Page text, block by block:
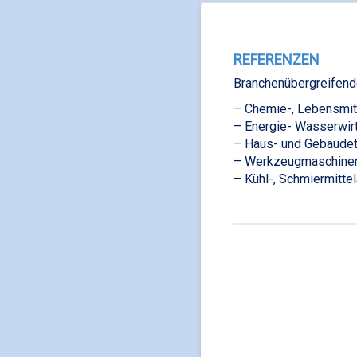
REFERENZEN
– Chemie-,
– Energie-
– Haus- und
–
– Kühl-,